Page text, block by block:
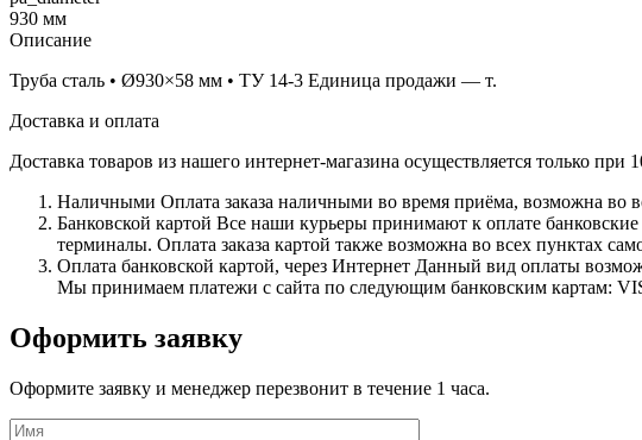
930 мм
Описание
Труба сталь • Ø930×58 мм • ТУ 14-3 Единица продажи — т.
Доставка и оплата
Доставка товаров из нашего интернет-магазина осуществляется только
Наличными Оплата заказа наличными во время приёма, возможна во
Банковской картой Все наши курьеры принимают к оплате
терминалы. Оплата заказа картой также возможна во всех пунктах
Оплата банковской картой, через Интернет Данный вид оплаты
Мы принимаем платежи с сайта по следующим банковским картам:
Оформить заявку
Оформите заявку и менеджер перезвонит в течение 1 часа.